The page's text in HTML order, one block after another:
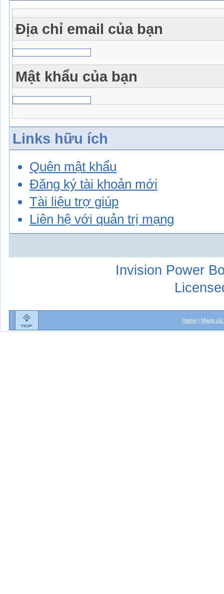
Địa chỉ email của bạn
Mật khẩu của bạn
Links hữu ích
Quên mật khẩu
Đăng ký tài khoản mới
Tài liệu trợ giúp
Liên hệ với quản trị mạng
Invision Power
Home| Mạng xã